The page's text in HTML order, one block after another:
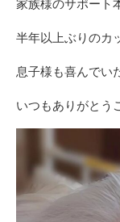
家族様のサポート
半年以上ぶりのカ
息子様も喜んでい
いつもありがとう